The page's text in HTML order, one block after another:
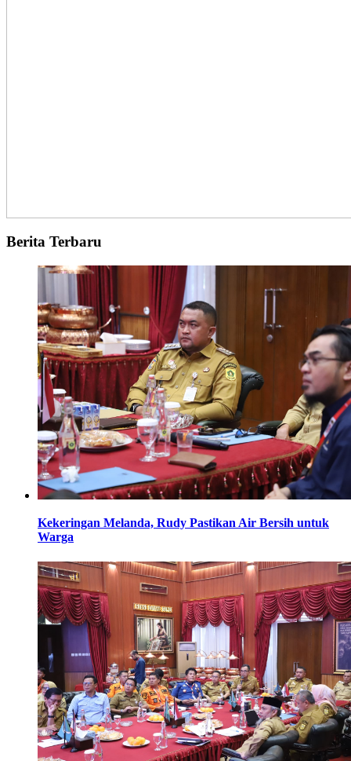
Berita Terbaru
Kekeringan Melanda, Rudy Pastikan Air Bersih untuk
Warga